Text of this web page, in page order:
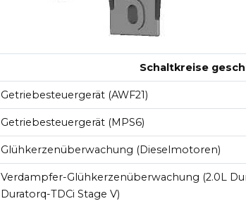
Schaltkreise
Getriebesteuergerät (AWF21)
Getriebesteuergerät (MPS6)
Glühkerzenüberwachung (Dieselmotoren)
Verdampfer-Glühkerzenüberwachung (2.0L
Duratorq-TDCi Stage V)